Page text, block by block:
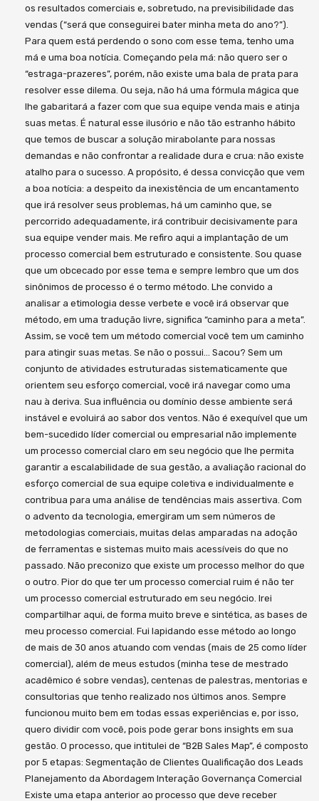
os resultados comerciais e, sobretudo, na previsibilidade das
vendas (“será que conseguirei bater minha meta do ano?”).
Para quem está perdendo o sono com esse tema, tenho uma
má e uma boa notícia. Começando pela má: não quero ser o
“estraga-prazeres”, porém, não existe uma bala de prata para
resolver esse dilema. Ou seja, não há uma fórmula mágica que
lhe gabaritará a fazer com que sua equipe venda mais e atinja
suas metas. É natural esse ilusório e não tão estranho hábito
que temos de buscar a solução mirabolante para nossas
demandas e não confrontar a realidade dura e crua: não existe
atalho para o sucesso. A propósito, é dessa convicção que vem
a boa notícia: a despeito da inexistência de um encantamento
que irá resolver seus problemas, há um caminho que, se
percorrido adequadamente, irá contribuir decisivamente para
sua equipe vender mais. Me refiro aqui a implantação de um
processo comercial bem estruturado e consistente. Sou quase
que um obcecado por esse tema e sempre lembro que um dos
sinônimos de processo é o termo método. Lhe convido a
analisar a etimologia desse verbete e você irá observar que
método, em uma tradução livre, significa “caminho para a meta”.
Assim, se você tem um método comercial você tem um caminho
para atingir suas metas. Se não o possui… Sacou? Sem um
conjunto de atividades estruturadas sistematicamente que
orientem seu esforço comercial, você irá navegar como uma
nau à deriva. Sua influência ou domínio desse ambiente será
instável e evoluirá ao sabor dos ventos. Não é exequível que um
bem-sucedido líder comercial ou empresarial não implemente
um processo comercial claro em seu negócio que lhe permita
garantir a escalabilidade de sua gestão, a avaliação racional do
esforço comercial de sua equipe coletiva e individualmente e
contribua para uma análise de tendências mais assertiva. Com
o advento da tecnologia, emergiram um sem números de
metodologias comerciais, muitas delas amparadas na adoção
de ferramentas e sistemas muito mais acessíveis do que no
passado. Não preconizo que existe um processo melhor do que
o outro. Pior do que ter um processo comercial ruim é não ter
um processo comercial estruturado em seu negócio. Irei
compartilhar aqui, de forma muito breve e sintética, as bases de
meu processo comercial. Fui lapidando esse método ao longo
de mais de 30 anos atuando com vendas (mais de 25 como líder
comercial), além de meus estudos (minha tese de mestrado
acadêmico é sobre vendas), centenas de palestras, mentorias e
consultorias que tenho realizado nos últimos anos. Sempre
funcionou muito bem em todas essas experiências e, por isso,
quero dividir com você, pois pode gerar bons insights em sua
gestão. O processo, que intitulei de “B2B Sales Map”, é composto
por 5 etapas: Segmentação de Clientes Qualificação dos Leads
Planejamento da Abordagem Interação Governança Comercial
Existe uma etapa anterior ao processo que deve receber